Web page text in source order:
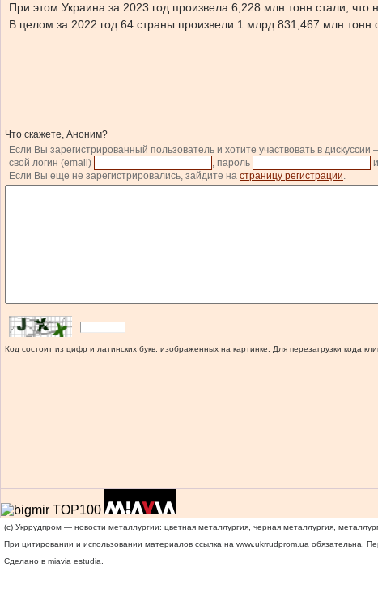
При этом Украина за 2023 год произвела 6,228 млн тонн стали,
В целом за 2022 год 64 страны произвели 1 млрд 831,467 млн тонн
Что скажете, Аноним?
Если Вы зарегистрированный пользователь и хотите участвовать в дискуссии
свой логин (email)
, пароль
Если Вы еще не зарегистрировались, зайдите на страницу регистрации.
Код состоит из цифр и латинских букв, изображенных на картинке. Для перезагрузки кода
(c) Укррудпром — новости металлургии: цветная металлургия, черная металлургия,
При цитировании и использовании материалов ссылка на www.ukrrudprom.ua обязательна.
Сделано в miavia estudia.